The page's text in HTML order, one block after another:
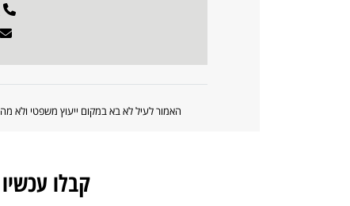
האמור לעיל לא בא במקום ייעוץ משפטי
קבלו